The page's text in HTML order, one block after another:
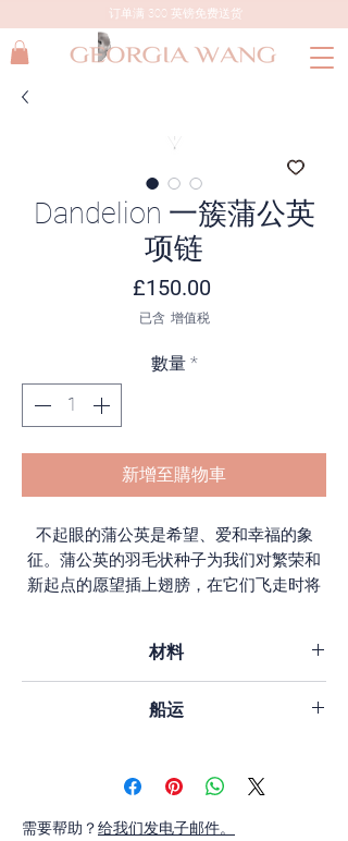
订单满 300 英镑免费送货
Dandelion 一簇蒲公英
项链
£150.00價格
已含 增值税
數量 *
新增至購物車
不起眼的蒲公英是希望、爱和幸福的象
征。蒲公英的羽毛状种子为我们对繁荣和
新起点的愿望插上翅膀，在它们飞走时将
材料
船运
果 产品有库存。
6 周。
需要帮助？给我们发电子邮件。